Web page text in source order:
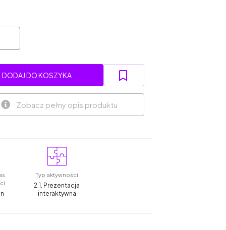
DODAJ DO KOSZYKA
Zobacz pełny opis produktu
Typ aktywności
2.1. Prezentacja
interaktywna